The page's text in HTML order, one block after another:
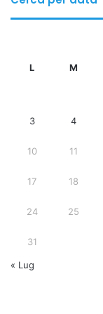
L M
3 4
10 11
17 18
24 25
31
« Lug